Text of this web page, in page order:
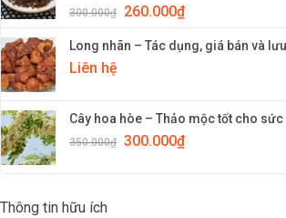
300.000₫ 260.000₫
Long nhãn – Tác dụng, giá bán và
Liên hệ
Cây hoa hòe – Thảo mộc tốt cho sức
350.000₫ 300.000₫
Thông tin hữu ích